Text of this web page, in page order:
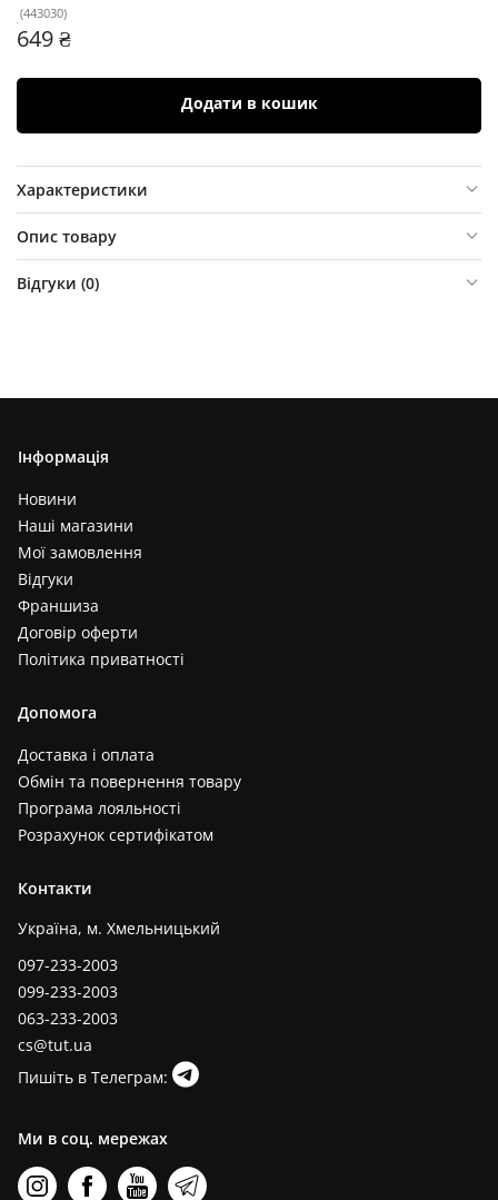
(443030)
649 ₴
Додати в кошик
Характеристики
Опис товару
Відгуки (0)
Інформація
Новини
Наші магазини
Мої замовлення
Відгуки
Франшиза
Договір оферти
Політика приватності
Допомога
Доставка і оплата
Обмін та повернення товару
Програма лояльності
Розрахунок сертифікатом
Контакти
Україна, м. Хмельницький
097-233-2003
099-233-2003
063-233-2003
cs@tut.ua
Пишіть в Телеграм:
Ми в соц. мережах